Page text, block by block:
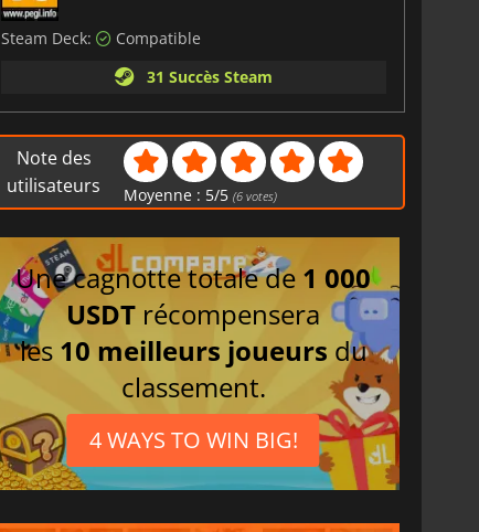
Steam Deck:
Compatible
31 Succès Steam
Note des
utilisateurs
Moyenne : 5/5 (6 votes)
Une cagnotte totale de 1 000
USDT récompensera
les 10 meilleurs joueurs du
classement.
4 WAYS TO WIN BIG!